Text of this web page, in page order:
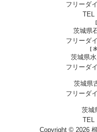
フリーダ
TEL
茨城県
フリーダ
[
茨城県
フリーダ
茨城県
フリーダ
茨城
TEL
Copyright © 2026